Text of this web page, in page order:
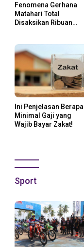
Fenomena Gerhana
Matahari Total
Disaksikan Ribuan
Ini Penjelasan Berapa
Minimal Gaji yang
Wajib Bayar Zakat!
Sport